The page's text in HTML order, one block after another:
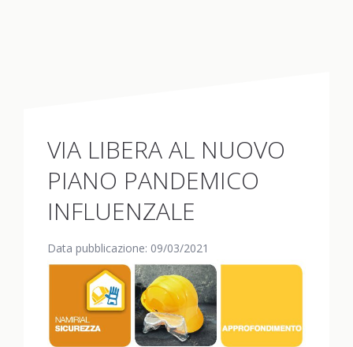
VIA LIBERA AL NUOVO
PIANO PANDEMICO
INFLUENZALE
Data pubblicazione: 09/03/2021